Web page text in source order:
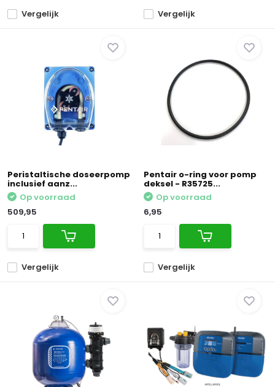
Vergelijk Vergelijk
Peristaltische doseerpomp
inclusief aanz...
Vergelijk
Op voorraad
509,95
Pentair o-ring voor pomp
deksel - R35725...
Vergelijk
Op voorraad
6,95